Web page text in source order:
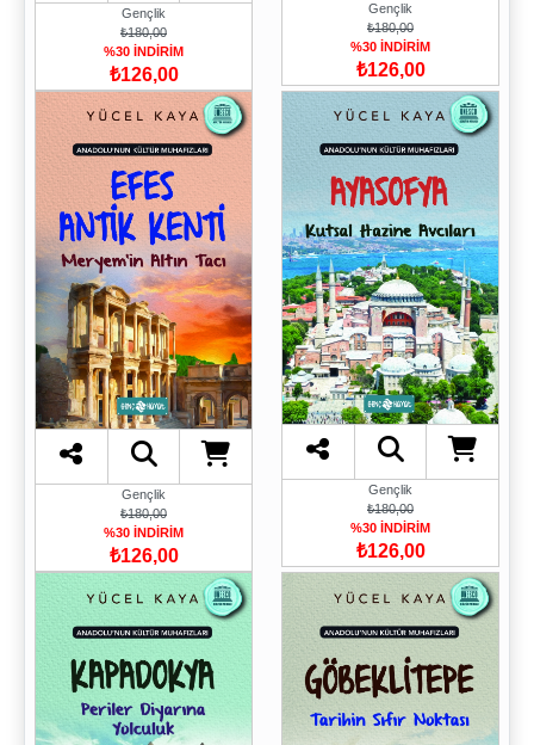
Gençlik
₺180,00
%30 İNDİRİM
₺126,00
Gençlik
₺180,00
%30 İNDİRİM
₺126,00
Gençlik
₺180,00
%30 İNDİRİM
₺126,00
Gençlik
₺180,00
%30 İNDİRİM
₺126,00